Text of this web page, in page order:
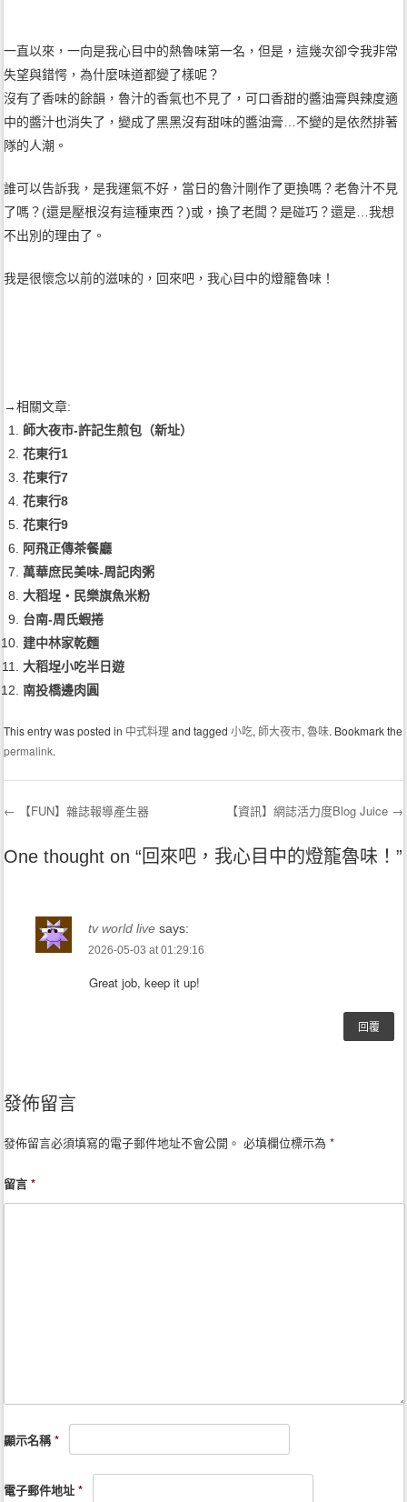
一直以來，一向是我心目中的熱魯味第一名，但是，這幾次卻令我非常
失望與錯愕，為什麼味道都變了樣呢？
沒有了香味的餘韻，魯汁的香氣也不見了，可口香甜的醬油膏與辣度適
中的醬汁也消失了，變成了黑黑沒有甜味的醬油膏…不變的是依然排著
隊的人潮。
誰可以告訴我，是我運氣不好，當日的魯汁剛作了更換嗎？老魯汁不見
了嗎？(還是壓根沒有這種東西？)或，換了老闆？是碰巧？還是…我想
不出別的理由了。
我是很懷念以前的滋味的，回來吧，我心目中的燈籠魯味！
→相關文章:
師大夜市-許記生煎包（新址）
花東行1
花東行7
花東行8
花東行9
阿飛正傳茶餐廳
萬華庶民美味-周記肉粥
大稻埕‧民樂旗魚米粉
台南-周氏蝦捲
建中林家乾麵
大稻埕小吃半日遊
南投橋邊肉圓
This entry was posted in 中式料理and tagged小吃, 師大夜市,魯味. Bookmark the
permalink.
Post navigation
← 【FUN】雜誌報導產生器 【資訊】網誌活力度Blog Juice →
One thought on “回來吧，我心目中的燈籠魯味！”
tv world live says:
2026-05-03 at 01:29:16
Great job, keep it up!
回覆
發佈留言
發佈留言必須填寫的電子郵件地址不會公開。 必填欄位標示為*
留言*
顯示名稱*
電子郵件地址*